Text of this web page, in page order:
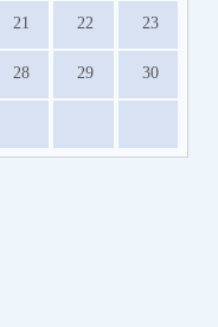
21 22 23
28 29 30